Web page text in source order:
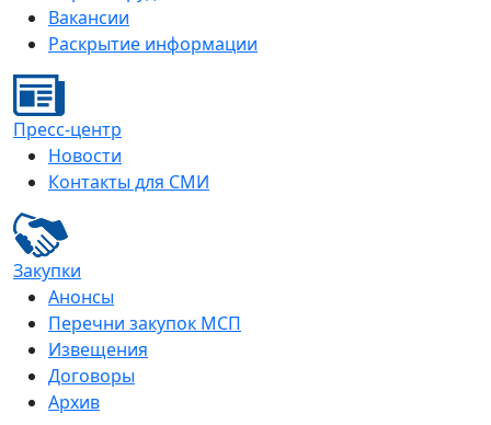
Вакансии
Раскрытие информации
Пресс-центр
Новости
Контакты для СМИ
Закупки
Анонсы
Перечни закупок МСП
Извещения
Договоры
Архив